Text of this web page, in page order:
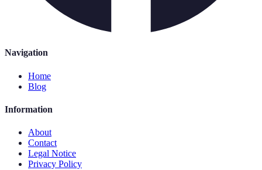
Navigation
Home
Blog
Information
About
Contact
Legal Notice
Privacy Policy